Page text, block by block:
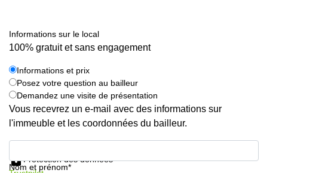
Informations sur le local
100% gratuit et sans engagement
Informations et prix
Posez votre question au bailleur
Demandez une visite de présentation
Vous recevrez un e-mail avec des informations sur
l'immeuble et les coordonnées du bailleur.
Nom et prénom*
Protection des données